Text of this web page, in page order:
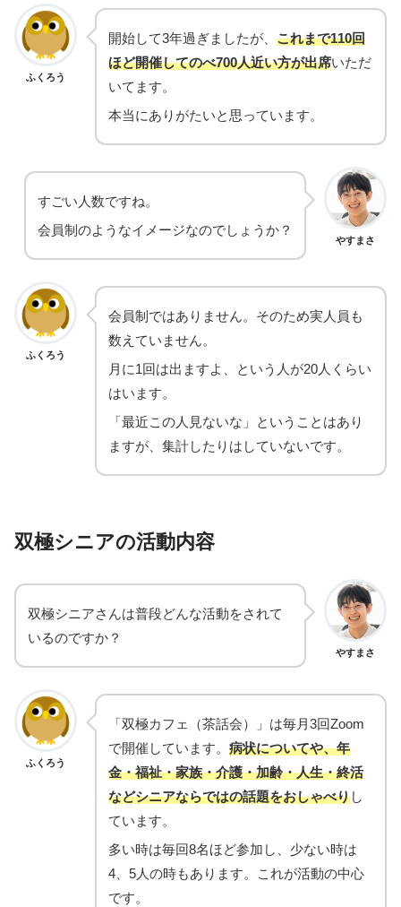
ふくろう
開始して3年過ぎましたが、 これまで110回
ほど開催してのべ700人近い方が出席いただ
いてます。
本当にありがたいと思っています。
やすまさ
すごい人数ですね。
会員制のようなイメージなのでしょうか？
ふくろう
会員制ではありません。そのため実人員も
数えていません。
月に1回は出ますよ、という人が20人くらい
はいます。
「最近この人見ないな」ということはあり
ますが、集計したりはしていないです。
双極シニアの活動内容
やすまさ
双極シニアさんは普段どんな活動をされて
いるのですか？
ふくろう
「双極カフェ（茶話会）」は毎月3回Zoom
で開催しています。 病状についてや、年
金・福祉・家族・介護・加齢・人生・終活
などシニアならではの話題をおしゃべりし
ています。
多い時は毎回8名ほど参加し、少ない時は
4、5人の時もあります。これが活動の中心
です。